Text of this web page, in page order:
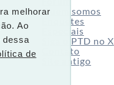
melhorar
Ao
dessa
de
Quem somos
Enquetes
Especiais
Siga o PTD no X
Contato
Site antigo